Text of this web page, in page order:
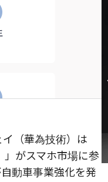
（華為技術）は
がスマホ市場に参
動車事業強化を発